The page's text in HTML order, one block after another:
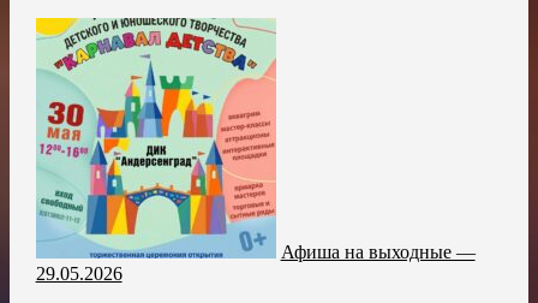
Афиша на выходные —
29.05.2026